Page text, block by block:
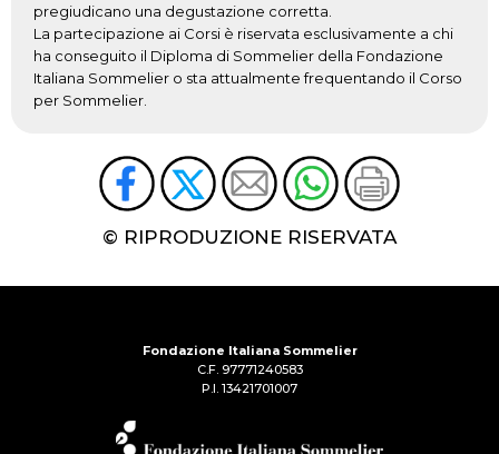
pregiudicano una degustazione corretta.
La partecipazione ai Corsi è riservata esclusivamente a chi
ha conseguito il Diploma di Sommelier della Fondazione
Italiana Sommelier o sta attualmente frequentando il Corso
per Sommelier.
© RIPRODUZIONE RISERVATA
Fondazione Italiana Sommelier
C.F. 97771240583
P.I. 13421701007